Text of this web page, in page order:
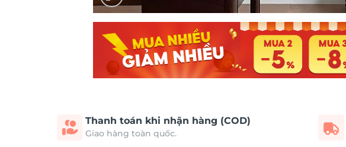
Thanh toán khi nhận hàng (COD)
Giao hàng toàn quốc.